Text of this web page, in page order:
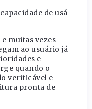
de usá-
muitas vezes
ao usuário já
e
quando o
verificável e
pronta de